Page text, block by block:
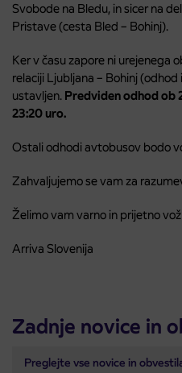
Svobode na Bledu, in sicer na
Pristave (cesta Bled – Bohinj).
Ker v času zapore ni urejenega
relaciji Ljubljana – Bohinj
ustavljen. Predviden odhod ob
23:20 uro.
Ostali odhodi avtobusov bodo
Zahvaljujemo se vam za
Želimo vam varno in prijetno
Arriva Slovenija
Zadnje novice in
Preglejte vse novice in